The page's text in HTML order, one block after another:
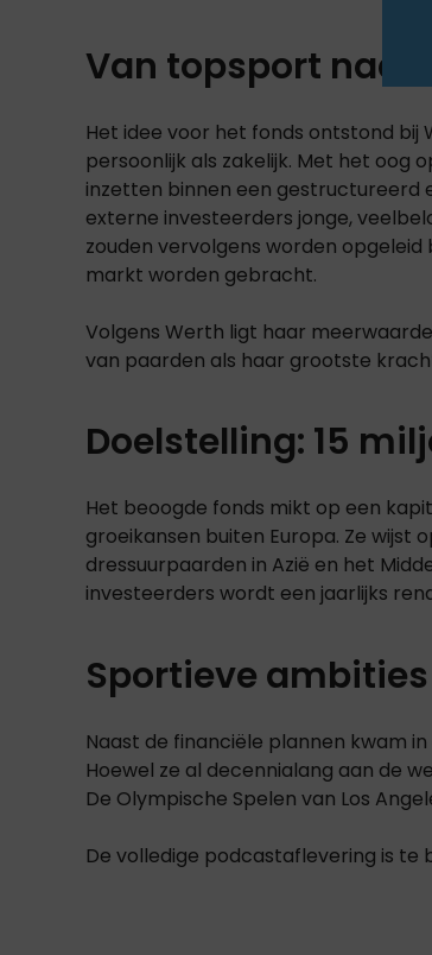
Van topsport naar
Het idee voor het fonds ontstond
persoonlijk als zakelijk. Met het oog
inzetten binnen een gestructureerd
externe investeerders jonge,
zouden vervolgens worden
markt worden gebracht.
Volgens Werth ligt haar
van paarden als haar grootste
Doelstelling: 15
Het beoogde fonds mikt op een
groeikansen buiten Europa. Ze wijst
dressuurpaarden in Azië en het
investeerders wordt een jaarlijks
Sportieve
Naast de financiële plannen kwam
Hoewel ze al decennialang aan de
De Olympische Spelen van Los
De volledige podcastaflevering is te